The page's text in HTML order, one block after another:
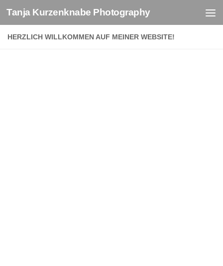
Zum Inhalt springen
Tanja Kurzenknabe Photography
HERZLICH WILLKOMMEN AUF MEINER WEBSITE!